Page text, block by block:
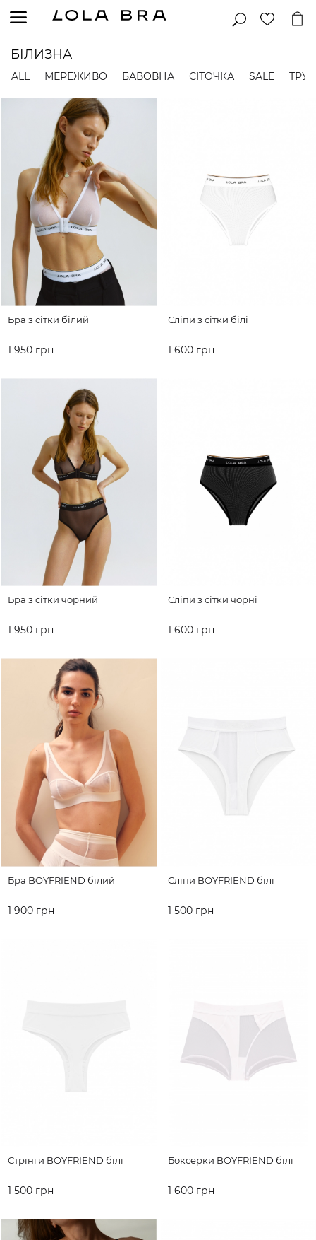
БІЛИЗНА
ALL МЕРЕЖИВО БАВОВНА СІТОЧКА SALE
Бра з сітки білий
1 950 грн
ДО КОШИКА
Сліпи з сітки білі
1 600 грн
Бра з сітки чорний
1 950 грн
ДО КОШИКА
Сліпи з сітки чорні
1 600 грн
Бра BOYFRIEND білий
1 900 грн
Сліпи BOYFRIEND білі
1 500 грн
Стрінги BOYFRIEND білі
1 500 грн
ДО КОШИКА
Боксерки BOYFRIEND білі
1 600 грн